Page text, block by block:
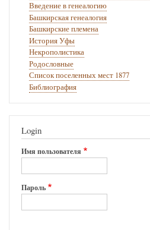
Введение в генеалогию
Башкирская генеалогия
Башкирские племена
История Уфы
Некрополистика
Родословные
Список поселенных мест 1877
Библиография
Login
Имя пользователя
Пароль